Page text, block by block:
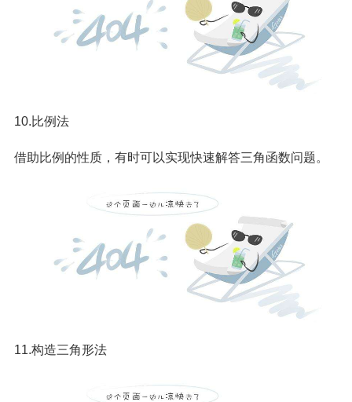
10.比例法
借助比例的性质，有时可以实现快速解答三角函数问题。
11.构造三角形法